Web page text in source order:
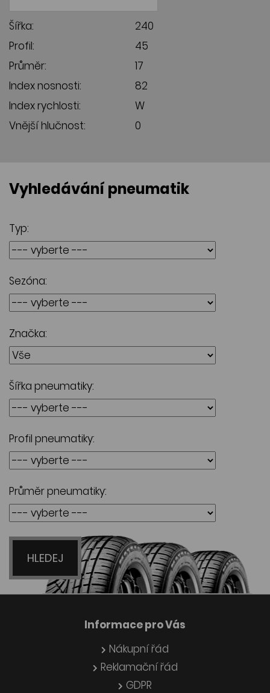
Šířka:
240
Profil:
45
Průměr:
17
Index nosnosti:
82
Index rychlosti:
W
Vnější hlučnost:
0
Vyhledávání pneumatik
Typ:
Sezóna:
Značka:
Šířka pneumatiky:
Profil pneumatiky:
Průměr pneumatiky:
HLEDEJ
Informace pro Vás
Nákupní řád
Reklamační řád
GDPR